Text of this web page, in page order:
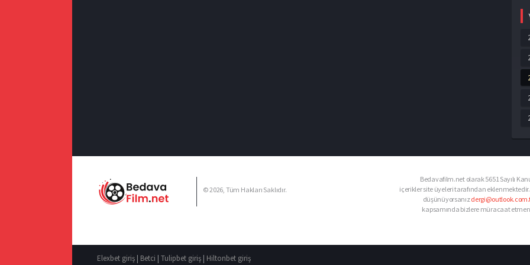
© 2026, Tüm Hakları Saklıdır.
Bedavafilm.net olarak 5651 Sayılı
içerikler site üyeleri tarafından
düşünüyorsanız
kapsamında bizlere müracaat
Elexbet giriş | Betci | Tulipbet giriş | Hiltonbet giriş